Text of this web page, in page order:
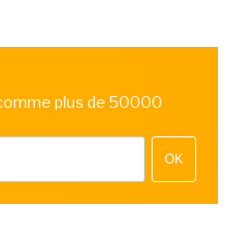
plus de 50000
OK